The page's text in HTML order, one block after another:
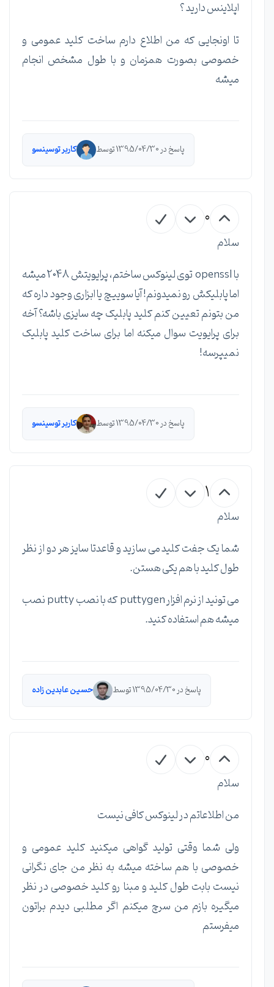
اپلاینس دارید ؟
تا اونجایی که من اطلاع دارم ساخت کلید عمومی و
خصوصی بصورت همزمان و با طول مشخص انجام
میشه
پاسخ در 1395/04/30 توسط کاربر توسینسو
0
سلام
با openssl توی لینوکس ساختم، پرایویتش 2048 میشه
اما پابلیکش رو نمیدونم! آیا سوییچ یا ابزاری وجود داره که
من بتونم تعیین کنم کلید پابلیک چه سایزی باشه؟ آخه
برای پرایویت سوال میکنه اما برای ساخت کلید پابلیک
نمیپرسه!
پاسخ در 1395/04/30 توسط کاربر توسینسو
سلام
شما یک جفت کلید می سازید و قاعدتا سایز هر دو از نظر
طول کلید با هم یکی هستن.
می تونید از نرم افزار puttygen که با نصب putty نصب
میشه هم استفاده کنید.
پاسخ در 1395/04/30 توسط حسین عابدین زاده
0
سلام
من اطلاعاتم در لینوکس کافی نیست
ولی شما وقتی تولید گواهی میکنید کلید عمومی و
خصوصی با هم ساخته میشه به نظر من جای نگرانی
نیست بابت طول کلید و مبنا رو کلید خصوصی در نظر
میگیره بازم من سرچ میکنم اگر مطلبی دیدم براتون
میفرستم